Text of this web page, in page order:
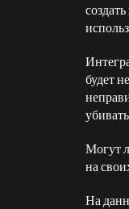
будет
Могут
на
На